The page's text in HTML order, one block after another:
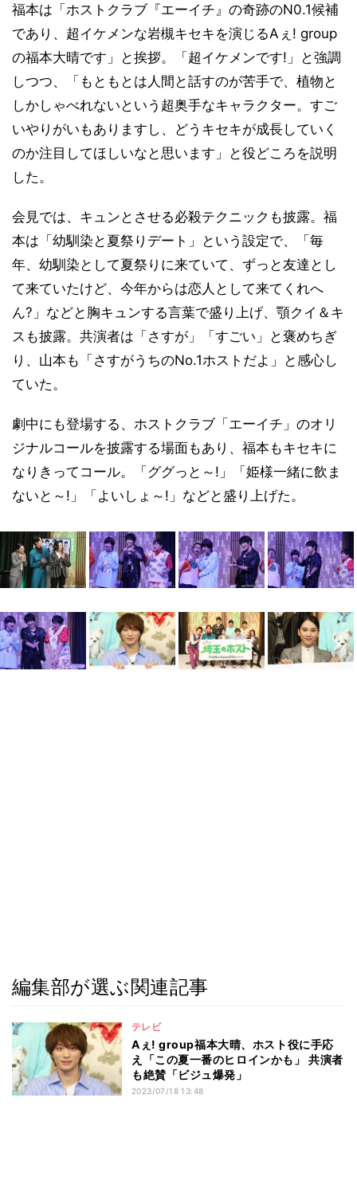
福本は「ホストクラブ『エーイチ』の奇跡のN0.1候補
であり、超イケメンな岩槻キセキを演じるAぇ! group
の福本大晴です」と挨拶。「超イケメンです!」と強調
しつつ、「もともとは人間と話すのが苦手で、植物と
しかしゃべれないという超奥手なキャラクター。すご
いやりがいもありますし、どうキセキが成長していく
のか注目してほしいなと思います」と役どころを説明
した。
会見では、キュンとさせる必殺テクニックも披露。福
本は「幼馴染と夏祭りデート」という設定で、「毎
年、幼馴染として夏祭りに来ていて、ずっと友達とし
て来ていたけど、今年からは恋人として来てくれへ
ん?」などと胸キュンする言葉で盛り上げ、顎クイ＆キ
スも披露。共演者は「さすが」「すごい」と褒めちぎ
り、山本も「さすがうちのNo.1ホストだよ」と感心し
ていた。
劇中にも登場する、ホストクラブ「エーイチ」のオリ
ジナルコールを披露する場面もあり、福本もキセキに
なりきってコール。「ググっと～!」「姫様一緒に飲ま
ないと～!」「よいしょ～!」などと盛り上げた。
編集部が選ぶ関連記事
テレビ
Aぇ! group福本大晴、ホスト役に手応
え「この夏一番のヒロインかも」 共演者
も絶賛「ビジュ爆発」
2023/07/18 13:48